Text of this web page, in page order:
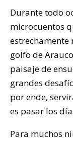
Durante todo
microcuentos
estrechamente
golfo de
paisaje de
grandes
por ende,
es pasar los
Para muchos